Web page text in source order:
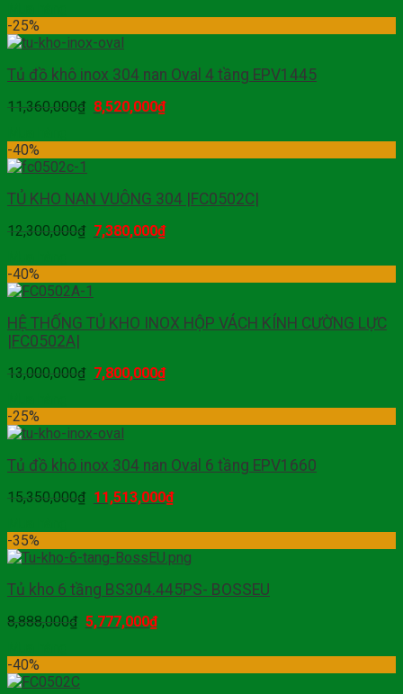
-25%
Tủ đồ khô inox 304 nan Oval 4 tầng EPV1445
11,360,000₫ 8,520,000₫
-40%
TỦ KHO NAN VUÔNG 304 |FC0502C|
12,300,000₫ 7,380,000₫
-40%
HỆ THỐNG TỦ KHO INOX HỘP VÁCH KÍNH CƯỜNG LỰC
|FC0502A|
13,000,000₫ 7,800,000₫
-25%
Tủ đồ khô inox 304 nan Oval 6 tầng EPV1660
15,350,000₫ 11,513,000₫
-35%
Tủ kho 6 tầng BS304.445PS- BOSSEU
8,888,000₫ 5,777,000₫
-40%